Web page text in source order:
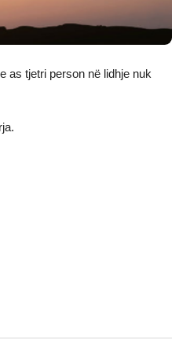
as tjetri person në lidhje nuk
.